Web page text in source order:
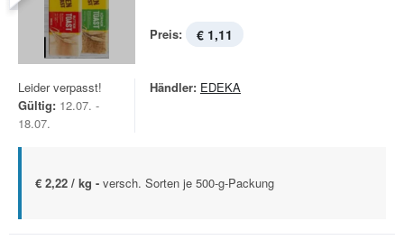
Preis: € 1,11
Leider verpasst!
Gültig: 12.07. -
18.07.
Händler: EDEKA
€ 2,22 / kg - versch. Sorten je 500-g-Packung